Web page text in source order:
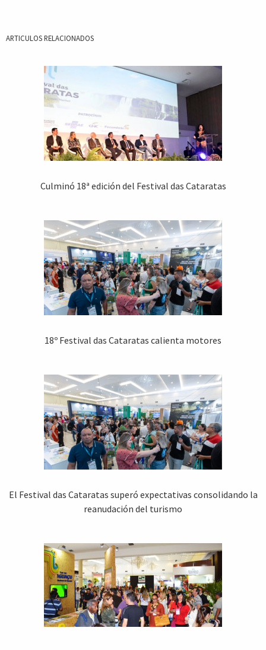
ARTICULOS RELACIONADOS
Culminó 18ª edición del Festival das Cataratas
18º Festival das Cataratas calienta motores
El Festival das Cataratas superó expectativas consolidando la
reanudación del turismo